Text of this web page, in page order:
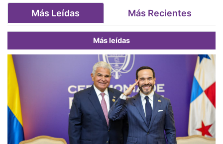
Más Leídas Más Recientes
Más leídas